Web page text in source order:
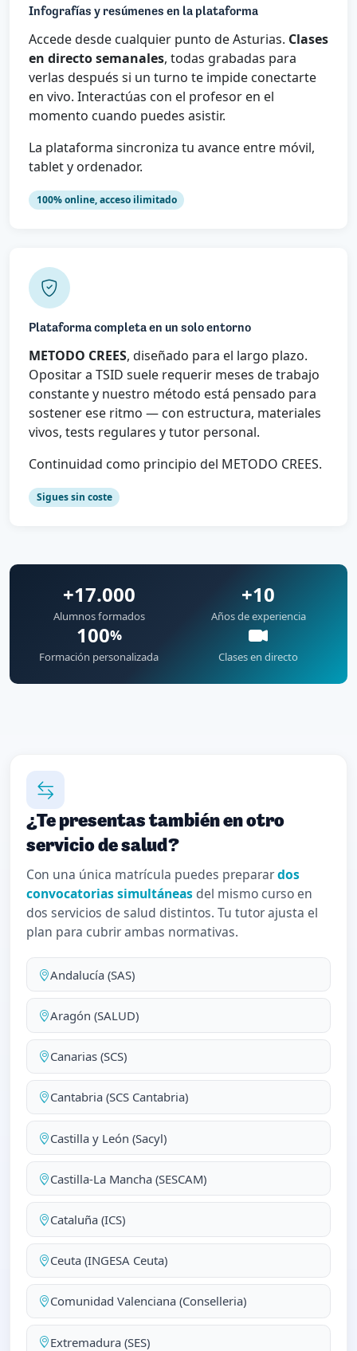
Infografías y resúmenes en la plataforma
Accede desde cualquier punto de Asturias. Clases
en directo semanales, todas grabadas para
verlas después si un turno te impide conectarte
en vivo. Interactúas con el profesor en el
momento cuando puedes asistir.
La plataforma sincroniza tu avance entre móvil,
tablet y ordenador.
100% online, acceso ilimitado
Plataforma completa en un solo entorno
METODO CREES, diseñado para el largo plazo.
Opositar a TSID suele requerir meses de trabajo
constante y nuestro método está pensado para
sostener ese ritmo — con estructura, materiales
vivos, tests regulares y tutor personal.
Continuidad como principio del METODO CREES.
Sigues sin coste
+17.000
Alumnos formados
+10
Años de experiencia
100%
Formación personalizada Clases en directo
¿Te presentas también en otro
servicio de salud?
Con una única matrícula puedes preparardos
convocatorias simultáneas del mismo curso en
dos servicios de salud distintos. Tu tutor ajusta el
plan para cubrir ambas normativas.
Andalucía (SAS)
Aragón (SALUD)
Canarias (SCS)
Cantabria (SCS Cantabria)
Castilla y León (Sacyl)
Castilla-La Mancha (SESCAM)
Cataluña (ICS)
Ceuta (INGESA Ceuta)
Comunidad Valenciana (Conselleria)
Extremadura (SES)